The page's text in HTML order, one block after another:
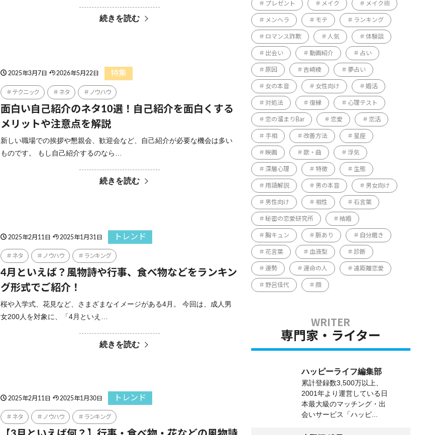
続きを読む
2025年3月7日 2026年5月22日 特集
テクニック ネタ ノウハウ
面白い自己紹介のネタ10選！自己紹介を面白くする
メリットや注意点を解説
新しい職場での挨拶や懇親会、歓迎会など、自己紹介が必要な機会は多い
ものです。 もし自己紹介するのなら…
続きを読む
2025年2月11日 2025年1月31日 トレンド
ネタ ノウハウ ランキング
4月といえば？風物詩や行事、食べ物などをランキン
グ形式でご紹介！
桜や入学式、花見など、さまざまなイメージがある4月。 今回は、成人男
女200人を対象に、「4月といえ…
続きを読む
2025年2月11日 2025年1月30日 トレンド
ネタ ノウハウ ランキング
プレゼント メイク メイク術
メンヘラ モテ ランキング
ロマンス詐欺 人気 体験談
出会い 動画紹介 占い
原因 吉崎綾 夢占い
女の本音 女性向け 婚活
対処法 復縁 心理テスト
恋の溜まりBar 恋愛 恋活
手相 改善方法 星座
映画 歌・曲 浮気
深層心理 特徴 生態
用語解説 男の本音 男女向け
男性向け 相性 石言葉
秘密の恋愛研究所 結婚
胸キュン 脈あり 自分磨き
花言葉 血液型 診断
運勢 運命の人 遠距離恋愛
野呂佳代 顔
専門家・ライター
ハッピーライフ編集部
累計登録数3,500万以上、
2001年より運営している日
本最大級のマッチング・出
会いサービス「ハッピ...